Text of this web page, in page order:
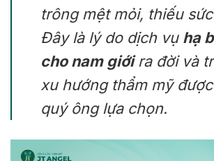
trông mệt mỏi, thiếu
Đây là lý do dịch vụ hạ
cho nam giớira đời và
xu hướng thẩm mỹ
quý ông lựa chọn.